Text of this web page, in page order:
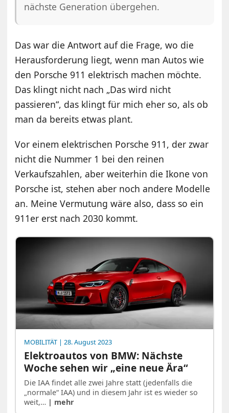
nächste Generation übergehen.
Das war die Antwort auf die Frage, wo die
Herausforderung liegt, wenn man Autos wie
den Porsche 911 elektrisch machen möchte.
Das klingt nicht nach „Das wird nicht
passieren“, das klingt für mich eher so, als ob
man da bereits etwas plant.
Vor einem elektrischen Porsche 911, der zwar
nicht die Nummer 1 bei den reinen
Verkaufszahlen, aber weiterhin die Ikone von
Porsche ist, stehen aber noch andere Modelle
an. Meine Vermutung wäre also, dass so ein
911er erst nach 2030 kommt.
MOBILITÄT | 28. August 2023
Elektroautos von BMW: Nächste
Woche sehen wir „eine neue Ära“
Die IAA findet alle zwei Jahre statt (jedenfalls die
„normale“ IAA) und in diesem Jahr ist es wieder so
weit,… | mehr